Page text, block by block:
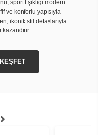
sportif şıklığı modern
ve konforlu yapısıyla
ikonik stil detaylarıyla